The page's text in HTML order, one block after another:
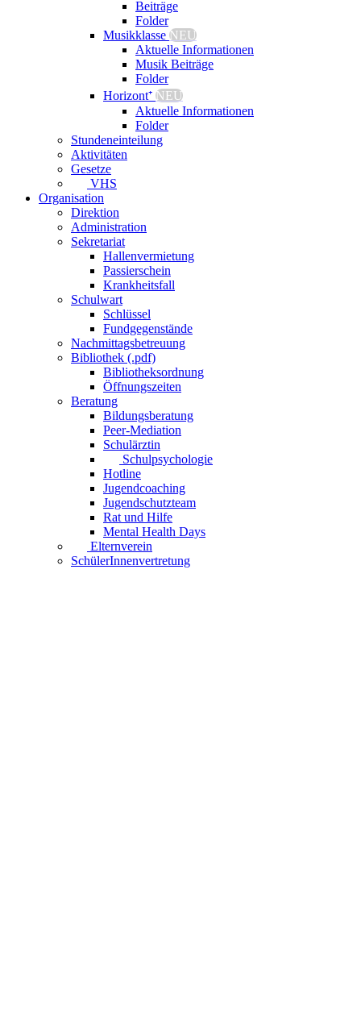
Beiträge
Folder
Musikklasse NEU
Aktuelle Informationen
Musik Beiträge
Folder
Horizont⁺ NEU
Aktuelle Informationen
Folder
Stundeneinteilung
Aktivitäten
Gesetze
VHS
Organisation
Direktion
Administration
Sekretariat
Hallenvermietung
Passierschein
Krankheitsfall
Schulwart
Schlüssel
Fundgegenstände
Nachmittagsbetreuung
Bibliothek (.pdf)
Bibliotheksordnung
Öffnungszeiten
Beratung
Bildungsberatung
Peer-Mediation
Schulärztin
Schulpsychologie
Hotline
Jugendcoaching
Jugendschutzteam
Rat und Hilfe
Mental Health Days
Elternverein
SchülerInnenvertretung